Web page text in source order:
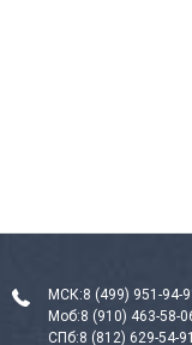
МСК:8 (499) 951-94-
Моб:8 (910) 463-58-
СПб:8 (812) 629-54-91